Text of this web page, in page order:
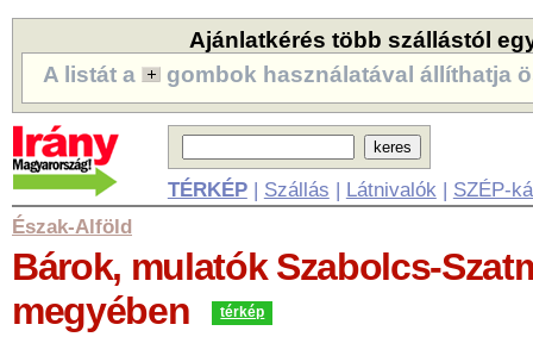
Ajánlatkérés több szállástól
A listát a
gombok használatával állíthatja
TÉRKÉP| Szállás | Látnivalók | SZÉP-
Észak-Alföld
Bárok, mulatók Szabolcs-
megyében
térkép